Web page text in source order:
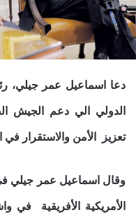
دعا اسماعيل عمر جيلي،
الدولي الي دعم الجيش
تعزيز الأمن والاستقرار
وقال اسماعيل عمر جيلي
الأمريكية الأفريقية في